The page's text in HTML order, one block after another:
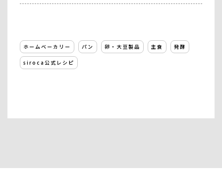
ホームベーカリー パン 卵・大豆製品 主食 発酵
siroca公式レシピ